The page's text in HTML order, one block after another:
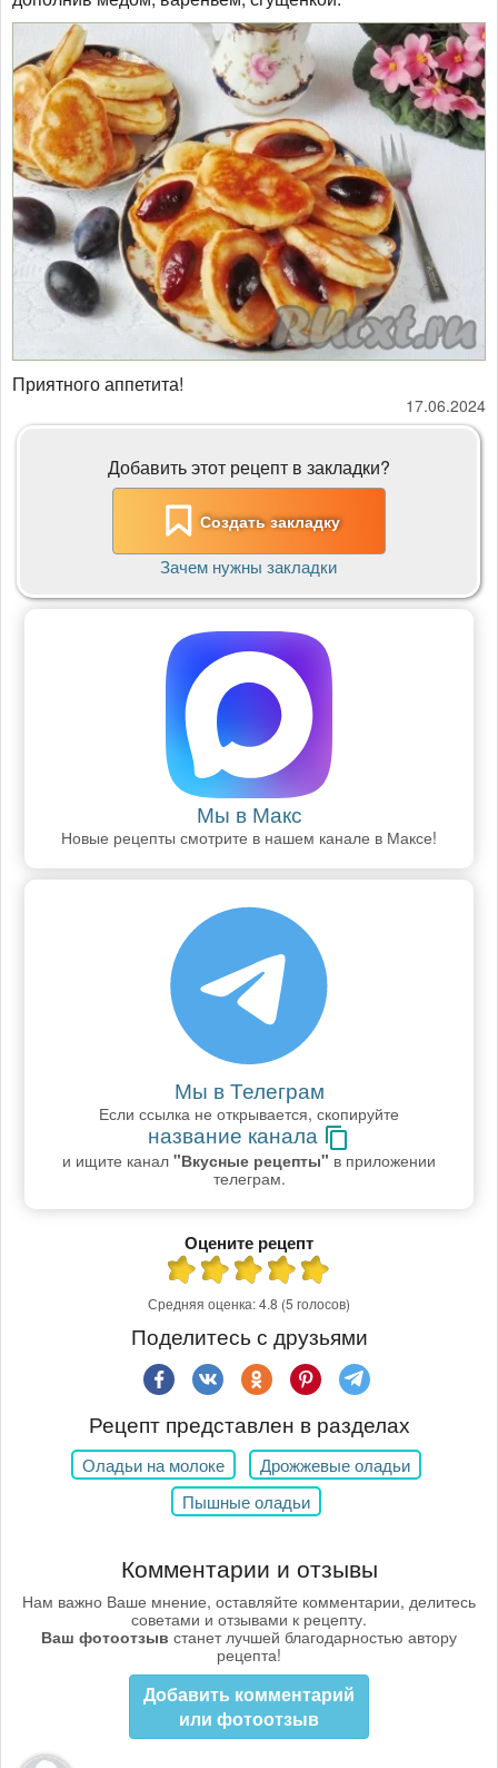
Приятного аппетита!
17.06.2024
Добавить этот рецепт в закладки?
Создать закладку
Зачем нужны закладки
Мы в Макс
Новые рецепты смотрите в нашем канале в Максе!
Мы в Телеграм
Если ссылка не открывается, скопируйте
название канала
и ищите канал "Вкусные рецепты" в приложении
телеграм.
Оцените рецепт
Средняя оценка:4.8 (5 голосов)
Поделитесь с друзьями
Рецепт представлен в разделах
Оладьи на молоке
Дрожжевые оладьи
Пышные оладьи
Комментарии и отзывы
Нам важно Ваше мнение, оставляйте комментарии, делитесь
советами и отзывами к рецепту.
Ваш фотоотзыв станет лучшей благодарностью автору
рецепта!
Добавить комментарий
или фотоотзыв